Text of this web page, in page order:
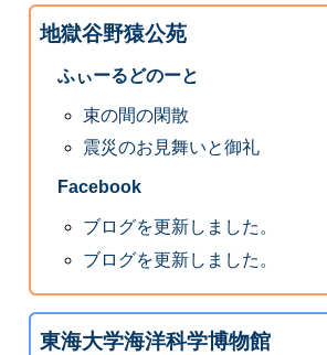
地獄谷野猿公苑
ふぃーるどのーと
束の間の閑散
震災のお見舞いと御礼
Facebook
ブログを更新しました。
ブログを更新しました。
東海大学海洋科学博物館